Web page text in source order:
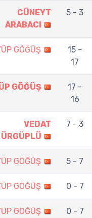
CÜNEYT
ARABACI
5 - 3
GÖĞÜŞ
15 -
17
GÖĞÜŞ
17 -
16
VEDAT
ÜRGÜPLÜ
7 - 3
GÖĞÜŞ 5 - 7
GÖĞÜŞ 0 - 7
GÖĞÜŞ 0 - 7